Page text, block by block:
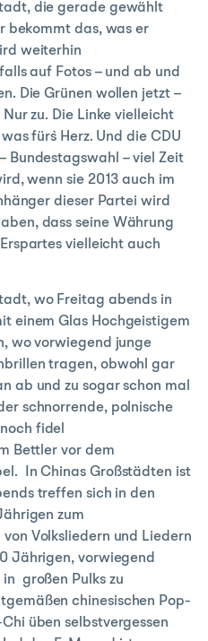
die gerade gewählt
bekommt das, was er
weiterhin
auf Fotos – und ab und
Die Grünen wollen jetzt –
zu. Die Linke vielleicht
für`s Herz. Und die CDU
Bundestagswahl – viel Zeit
wenn sie 2013 auch im
dieser Partei wird
dass seine Währung
vielleicht auch
wo Freitag abends in
einem Glas Hochgeistigem
wo vorwiegend junge
tragen, obwohl gar
ab und zu sogar schon mal
schnorrende, polnische
fidel
Bettler vor dem
In Chinas Großstädten ist
treffen sich in den
zum
Volksliedern und Liedern
Jährigen, vorwiegend
großen Pulks zu
chinesischen Pop-
üben selbstvergessen